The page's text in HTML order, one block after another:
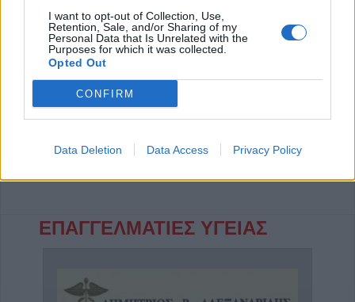
I want to opt-out of Collection, Use,
Retention, Sale, and/or Sharing of my
Personal Data that Is Unrelated with the
Purposes for which it was collected.
Opted Out
CONFIRM
Data Deletion Data Access Privacy Policy
Κατηγορία Πολιτικά 9 Απριλίου 2010, 14:13
ΕΠΑΓΓΕΛΜΑΤΙΕΣ ΥΓΕΙΑΣ